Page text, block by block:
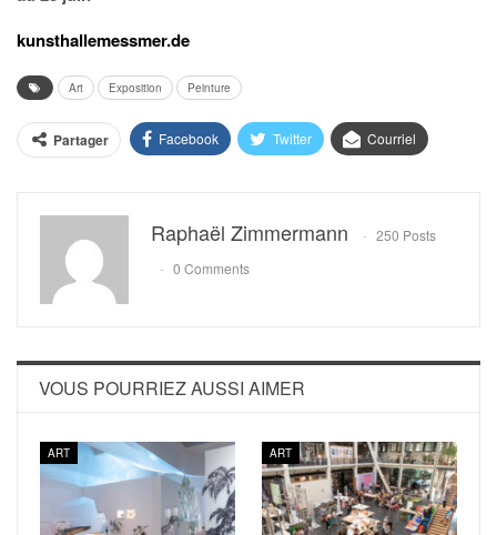
kunsthallemessmer.de
Art Exposition Peinture
Partager Facebook Twitter Courriel
Raphaël Zimmermann
250 Posts
0 Comments
VOUS POURRIEZ AUSSI AIMER
ART ART